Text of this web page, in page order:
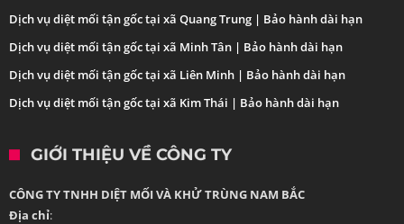
Dịch vụ diệt mối tận gốc tại xã Quang Trung | Bảo hành dài hạn
Dịch vụ diệt mối tận gốc tại xã Minh Tân | Bảo hành dài hạn
Dịch vụ diệt mối tận gốc tại xã Liên Minh | Bảo hành dài hạn
Dịch vụ diệt mối tận gốc tại xã Kim Thái | Bảo hành dài hạn
GIỚI THIỆU VỀ CÔNG TY
CÔNG TY TNHH DIỆT MỐI VÀ KHỬ TRÙNG NAM BẮC
Địa chỉ: